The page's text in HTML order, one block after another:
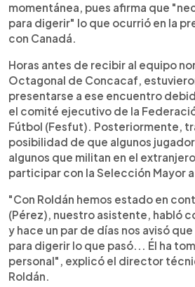
momentánea, pues afirma que
para digerir" lo que ocurrió en la
con Canadá.
Horas antes de recibir al equipo
Octagonal de Concacaf,
presentarse a ese encuentro
el comité ejecutivo de la
Fútbol (Fesfut). Posteriormente,
posibilidad de que algunos
algunos que militan en el
participar con la Selección Mayor
"Con Roldán hemos estado en
(Pérez), nuestro asistente, habló
y hace un par de días nos avisó
para digerir lo que pasó... Él ha
personal", explicó el director
Roldán.